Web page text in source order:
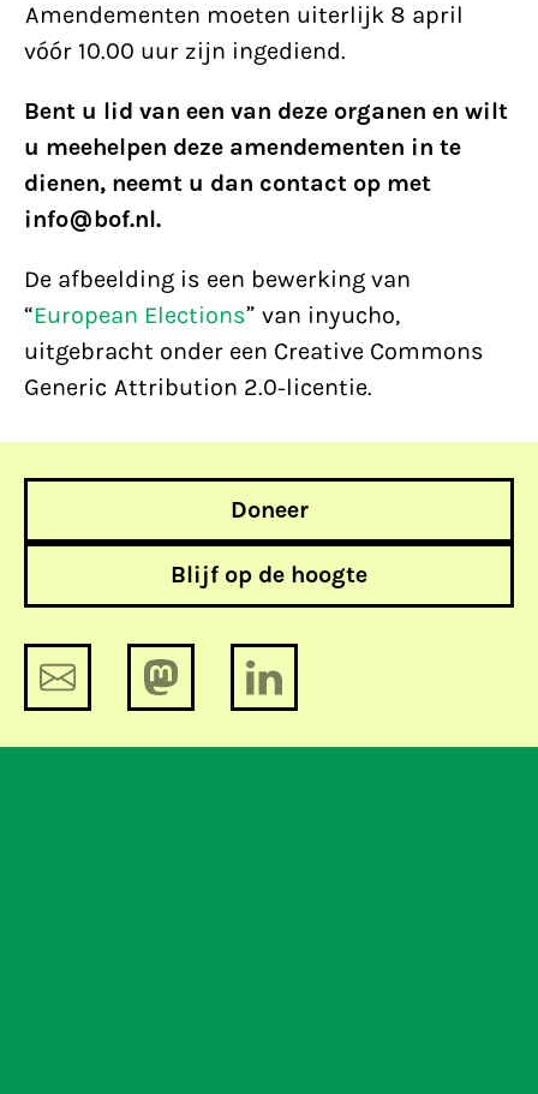
Amendementen moeten uiterlijk 8 april
vóór 10.00 uur zijn ingediend.
Bent u lid van een van deze organen en wilt
u meehelpen deze amendementen in te
dienen, neemt u dan contact op met
info@bof.nl.
De afbeelding is een bewerking van
“European Elections” van inyucho,
uitgebracht onder een Creative Commons
Generic Attribution 2.0-licentie.
Doneer
Blijf op de hoogte